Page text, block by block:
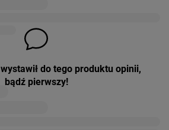
do tego produktu opinii,
bądź pierwszy!